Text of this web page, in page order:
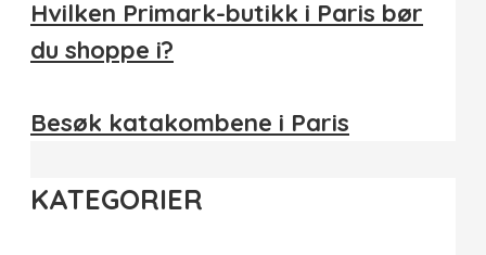
Hvilken Primark-butikk i Paris bør
du shoppe i?
Besøk katakombene i Paris
KATEGORIER